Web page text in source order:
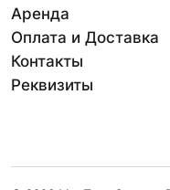
Аренда
Оплата и Доставка
Контакты
Реквизиты